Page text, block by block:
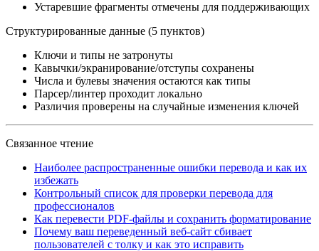
Устаревшие фрагменты отмечены для поддерживающих
Структурированные данные (5 пунктов)
Ключи и типы не затронуты
Кавычки/экранирование/отступы сохранены
Числа и булевы значения остаются как типы
Парсер/линтер проходит локально
Различия проверены на случайные изменения ключей
Связанное чтение
Наиболее распространенные ошибки перевода и как их
избежать
Контрольный список для проверки перевода для
профессионалов
Как перевести PDF-файлы и сохранить форматирование
Почему ваш переведенный веб-сайт сбивает
пользователей с толку и как это исправить